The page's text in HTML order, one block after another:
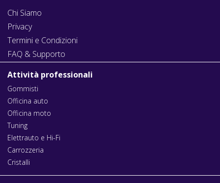
Chi Siamo
Privacy
Termini e Condizioni
FAQ & Supporto
Attività professionali
Gommisti
Officina auto
Officina moto
Tuning
Elettrauto e Hi-Fi
Carrozzeria
Cristalli